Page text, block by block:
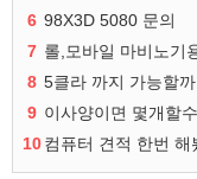
6 98X3D 5080 문의
7 롤,모바일 마비노기
8 5클라 까지 가능할
9 이사양이면 몇개할
10컴퓨터 견적 한번